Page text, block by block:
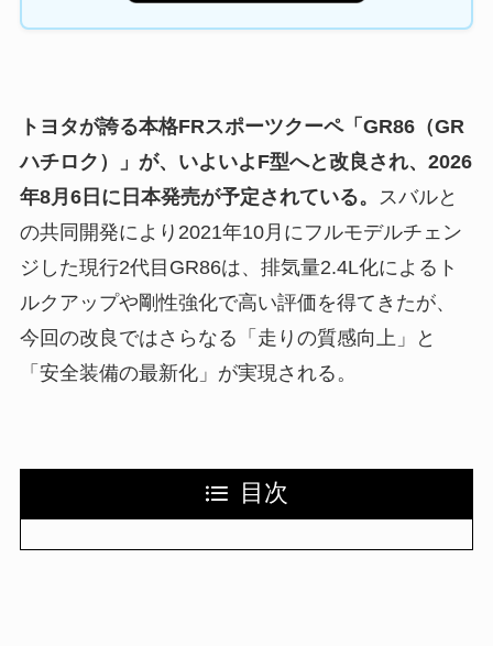
トヨタが誇る本格FRスポーツクーペ「GR86（GR
ハチロク）」が、いよいよF型へと改良され、2026
年8月6日に日本発売が予定されている。
スバルと
の共同開発により2021年10月にフルモデルチェン
ジした現行2代目GR86は、排気量2.4L化によるト
ルクアップや剛性強化で高い評価を得てきたが、
今回の改良ではさらなる「走りの質感向上」と
「安全装備の最新化」が実現される。
目次